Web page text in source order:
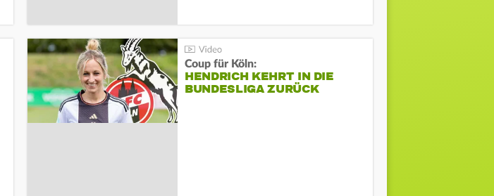
Coup für Köln:
HENDRICH KEHRT IN DIE
BUNDESLIGA ZURÜCK